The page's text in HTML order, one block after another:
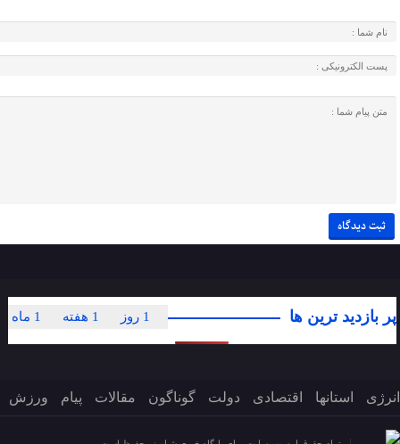
پر بازدید ترین ها 1 ماه 1 هفته 1 روز
انرژی استانها اقتصادی دولت گوناگون مقالات پیام ورزش